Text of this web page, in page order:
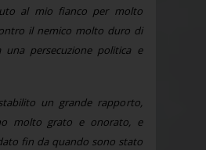
al mio fianco per molto
il nemico molto duro di
una persecuzione politica e
un grande rapporto,
molto grato e onorato, e
fin da quando sono stato